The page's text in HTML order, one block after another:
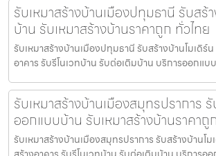
รับเหมาสร้างบ้านเมืองปทุมธานี รับสร้
บ้าน รับเหมาสร้างบ้านราคาถูก ทั่วไทย
รับเหมาสร้างบ้านเมืองปทุมธานี รับสร้างบ้านโมเดิร์
อาคาร รับรีโนเวทบ้าน รับต่อเติมบ้าน บริการออกแบ
รับเหมาสร้างบ้านเมืองสมุทรปราการ
ออกแบบบ้าน รับเหมาสร้างบ้านราคาถู
รับเหมาสร้างบ้านเมืองสมุทรปราการ รับสร้างบ้านโม